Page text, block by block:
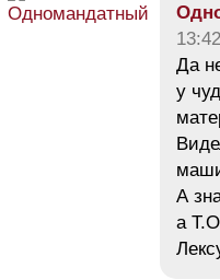
13:42
Да
у
А
а